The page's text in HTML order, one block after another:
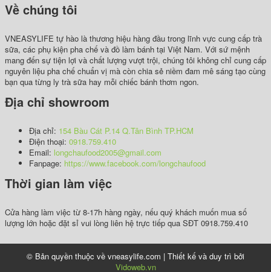
Về chúng tôi
VNEASYLIFE tự hào là thương hiệu hàng đầu trong lĩnh vực cung cấp trà
sữa, các phụ kiện pha chế và đồ làm bánh tại Việt Nam. Với sứ mệnh
mang đến sự tiện lợi và chất lượng vượt trội, chúng tôi không chỉ cung cấp
nguyên liệu pha chế chuẩn vị mà còn chia sẻ niềm đam mê sáng tạo cùng
bạn qua từng ly trà sữa hay mỗi chiếc bánh thơm ngon.
Địa chỉ showroom
Địa chỉ: 154 Bàu Cát P.14 Q.Tân Bình TP.HCM
Điện thoại: 0918.759.410
Email: longchaufood2005@gmail.com
Fanpage: https://www.facebook.com/longchaufood
Thời gian làm việc
Cửa hàng làm việc từ 8-17h hàng ngày, nếu quý khách muốn mua số
lượng lớn hoặc đặt sỉ vui lòng liên hệ trực tiếp qua SĐT 0918.759.410
© Bản quyền thuộc về vneasylife.com | Thiết kế và duy trì bởi
Vidoweb.vn